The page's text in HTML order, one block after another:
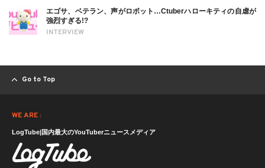
INTERVIEW
エゴサ、ベテラン、声がロボット…Ctuberハローキティの自虐が
強烈すぎる!?
Go to Top
WE ARE :
LogTube|国内最大のYouTuberニュースメディア